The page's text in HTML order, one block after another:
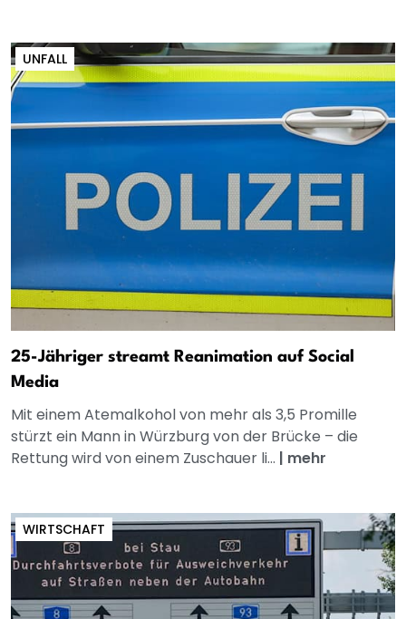
UNFALL
25-Jähriger streamt Reanimation auf Social
Media
Mit einem Atemalkohol von mehr als 3,5 Promille
stürzt ein Mann in Würzburg von der Brücke – die
Rettung wird von einem Zuschauer li... | mehr
WIRTSCHAFT